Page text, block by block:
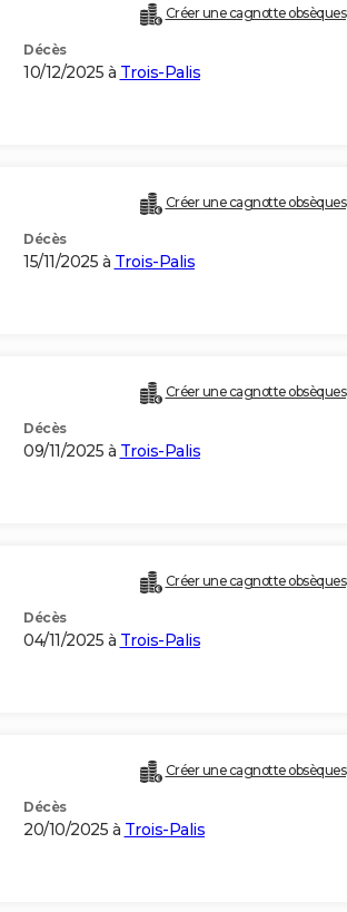
Créer une cagnotte obsèques
Décès
10/12/2025 à Trois-Palis
Créer une cagnotte obsèques
Décès
15/11/2025 à Trois-Palis
Créer une cagnotte obsèques
Décès
09/11/2025 à Trois-Palis
Créer une cagnotte obsèques
Décès
04/11/2025 à Trois-Palis
Créer une cagnotte obsèques
Décès
20/10/2025 à Trois-Palis